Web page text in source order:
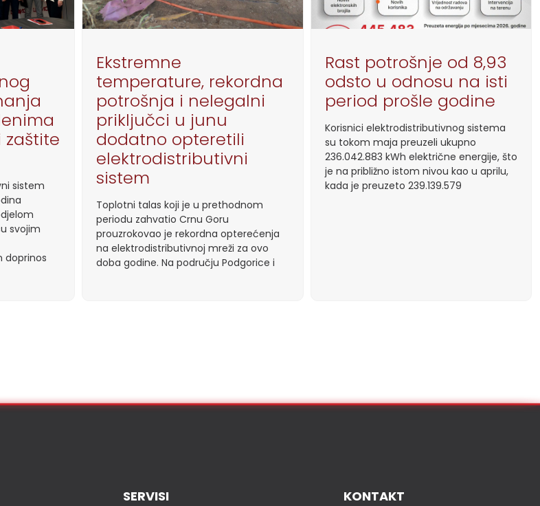
zaštite
sistem
svojim
doprinos
Ekstremne
temperature, rekordna
potrošnja i nelegalni
priključci u junu
dodatno opteretili
elektrodistributivni
sistem
Toplotni talas koji je u prethodnom
periodu zahvatio Crnu Goru
prouzrokovao je rekordna opterećenja
na elektrodistributivnoj mreži za ovo
doba godine. Na području Podgorice i
Rast potrošnje od 8,93
odsto u odnosu na isti
period prošle godine
Korisnici elektrodistributivnog sistema
su tokom maja preuzeli ukupno
236.042.883 kWh električne energije, što
je na približno istom nivou kao u aprilu,
kada je preuzeto 239.139.579
SERVISI KONTAKT